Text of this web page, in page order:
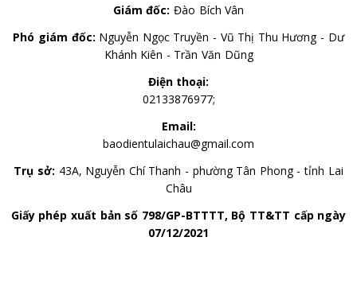
Giám đốc: Đào Bích Vân
Phó giám đốc: Nguyễn Ngọc Truyền - Vũ Thị Thu Hương - Dư
Khánh Kiên - Trần Văn Dũng
Điện thoại:
02133876977;
Email:
baodientulaichau@gmail.com
Trụ sở: 43A, Nguyễn Chí Thanh - phường Tân Phong - tỉnh Lai
Châu
Giấy phép xuất bản số 798/GP-BTTTT, Bộ TT&TT cấp ngày
07/12/2021